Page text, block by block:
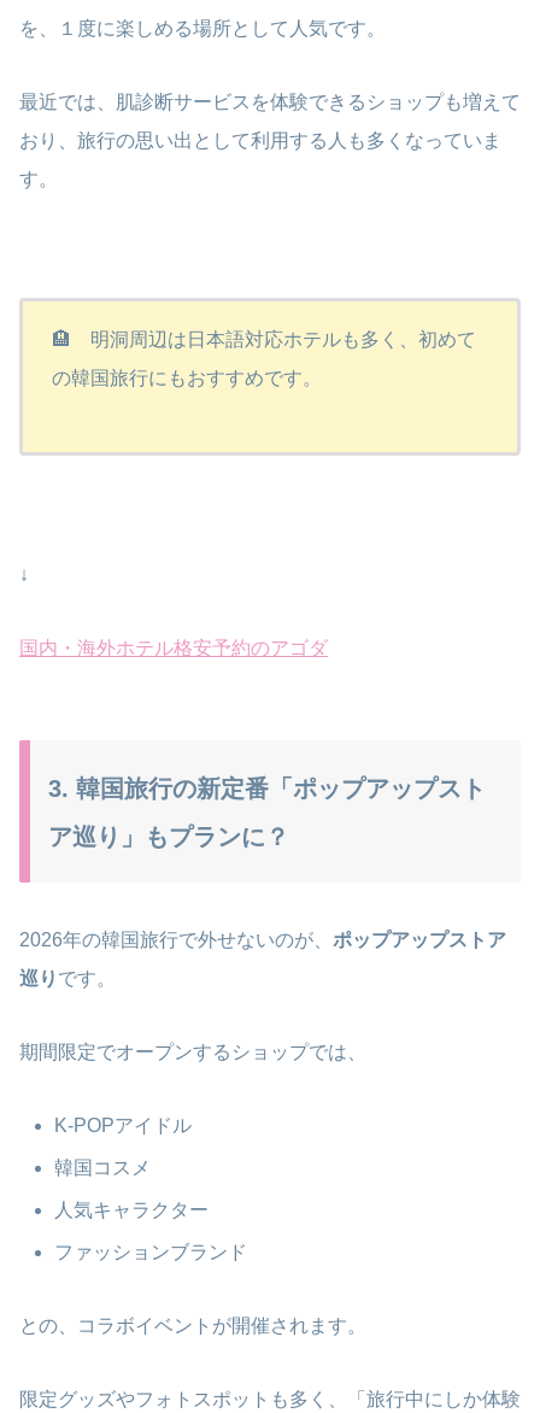
を、１度に楽しめる場所として人気です。
最近では、肌診断サービスを体験できるショップも増えて
おり、旅行の思い出として利用する人も多くなっていま
す。
🏨 明洞周辺は日本語対応ホテルも多く、初めて
の韓国旅行にもおすすめです。
↓
国内・海外ホテル格安予約のアゴダ
3. 韓国旅行の新定番「ポップアップスト
ア巡り」もプランに？
2026年の韓国旅行で外せないのが、 ポップアップストア
巡り です。
期間限定でオープンするショップでは、
K-POPアイドル
韓国コスメ
人気キャラクター
ファッションブランド
との、コラボイベントが開催されます。
限定グッズやフォトスポットも多く、「旅行中にしか体験